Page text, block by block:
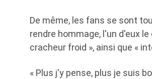
De même, les fans se sont
rendre hommage, l'un d'eux
cracheur froid », ainsi que «
« Plus j'y pense, plus je suis